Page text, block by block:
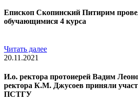
Епископ Скопинский Питирим
обучающимися 4 курса
Читать далее
20.11.2021
И.о. ректора протоиерей Вадим
ректора К.М. Джусоев приняли
ПСТГУ